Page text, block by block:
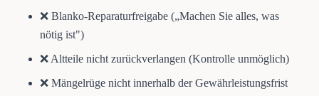
❌ Blanko-Reparaturfreigabe („Machen Sie alles, was
nötig ist")
❌ Altteile nicht zurückverlangen (Kontrolle unmöglich)
❌ Mängelrüge nicht innerhalb der Gewährleistungsfrist